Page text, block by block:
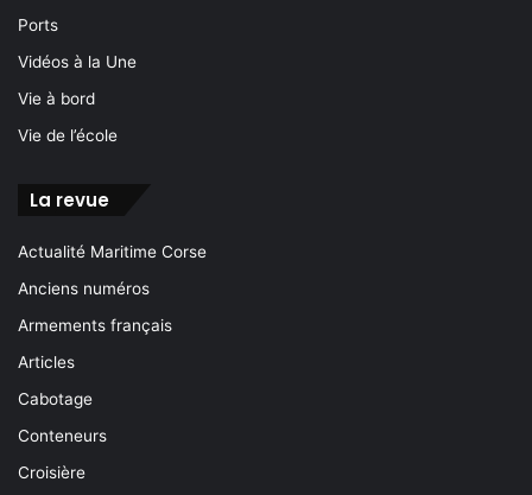
Ports
Vidéos à la Une
Vie à bord
Vie de l’école
La revue
Actualité Maritime Corse
Anciens numéros
Armements français
Articles
Cabotage
Conteneurs
Croisière